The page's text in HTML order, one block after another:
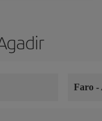
Faro-